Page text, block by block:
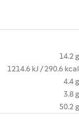
14.2 g
1214.6 kJ / 290.6 kcal
4.4 g
3.8 g
50.2 g